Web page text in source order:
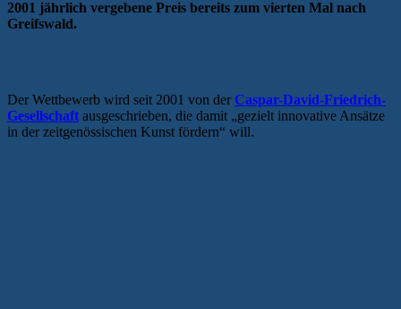
2001 jährlich vergebene Preis bereits zum vierten Mal nach
Greifswald.
Der Wettbewerb wird seit 2001 von der Caspar-David-Friedrich-
Gesellschaft ausgeschrieben, die damit „gezielt innovative Ansätze
in der zeitgenössischen Kunst fördern“ will.